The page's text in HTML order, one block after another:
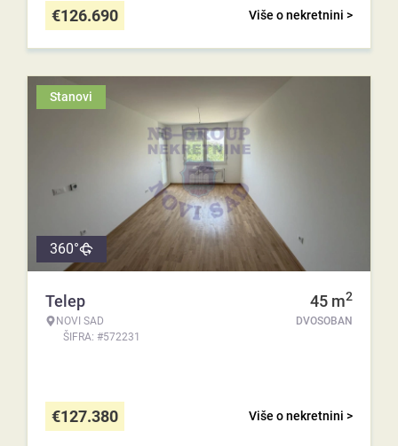
Više o nekretnini >
€126.690
Stanovi
360°
Telep
NOVI SAD
ŠIFRA: #572231
45 m2
DVOSOBAN
Više o nekretnini >
€127.380